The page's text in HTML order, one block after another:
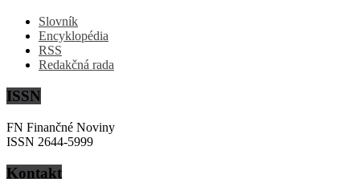
Slovník
Encyklopédia
RSS
Redakčná rada
ISSN
FN Finančné Noviny
ISSN 2644-5999
Kontakt